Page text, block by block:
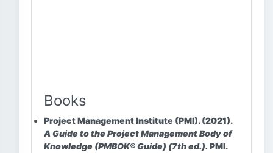
Books
Project Management Institute (PMI). (2021).
A Guide to the Project Management Body of
Knowledge (PMBOK® Guide) (7th ed.). PMI.